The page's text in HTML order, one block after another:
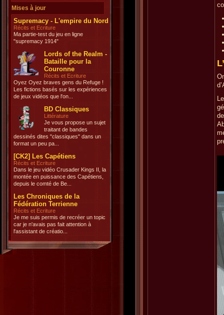
Mises à jour
Supremacy - L'empire du Nord
Récits et Ecriture
Ma partie-test du jeu en ligne
"supremacy 1914"
Lords of the Realm -
Bataille pour la
Couronne
Récits et Ecriture
Oyez Oyez braves gens du Refuge !
Les fictions basés sur les expériences
de jeux vidéos que l'on...
BD Classiques
Littérature
Je vous propose un sujet
traitant de bandes
dessinés dites "classiques" dans un
format un peu pa...
[CK2] Les Capétiens
Récits et Ecriture
Dans le jeu vidéo Crusader Kings II, la
montée en puissance des Capétiens,
depuis le comté de Be...
Les Chroniques de la
Fédération Terrienne
Récits et Ecriture
Je me suis permis de recréer un topic
car je n'avais pas fait attention à
l'assistant de créatio...